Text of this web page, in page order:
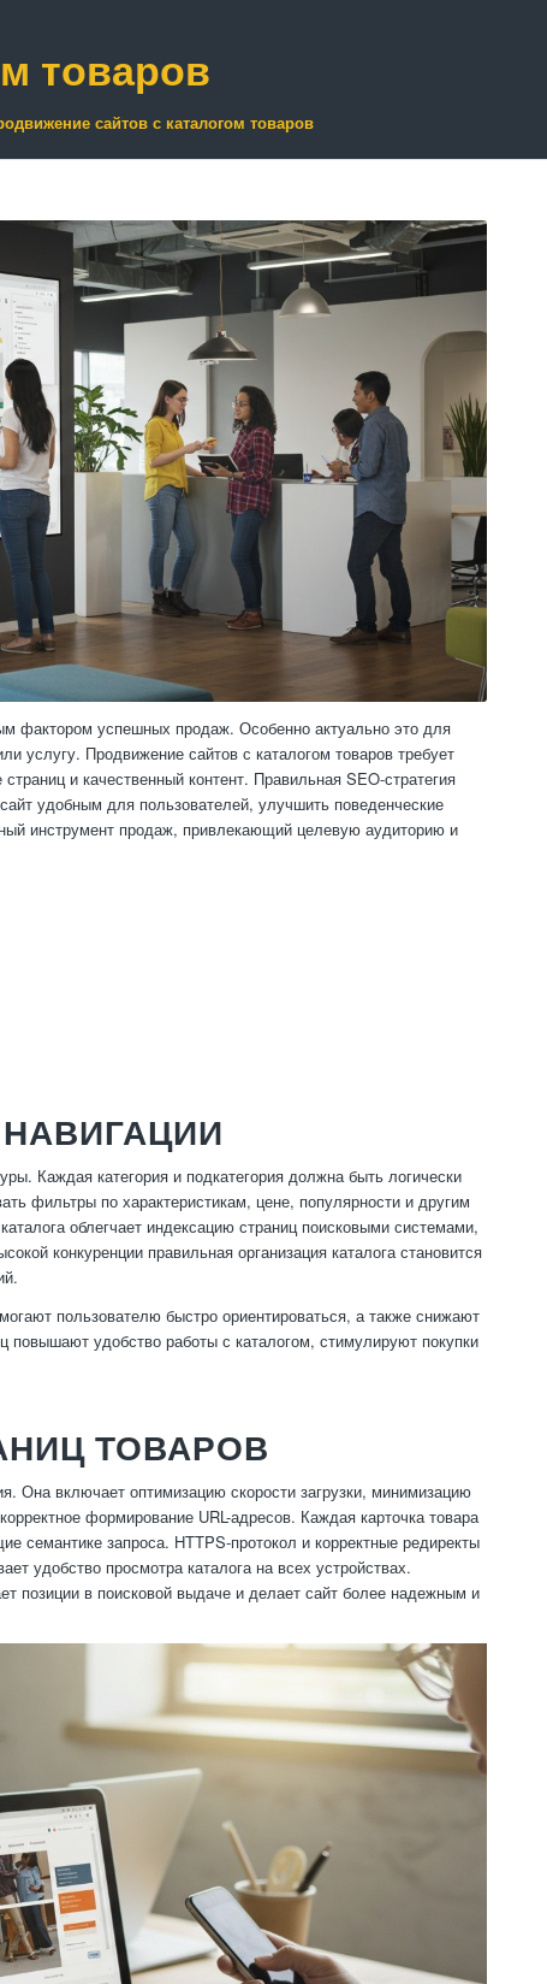
товаров
сайтов с каталогом товаров
фактором успешных продаж. Особенно актуально это для
услугу. Продвижение сайтов с каталогом товаров требует
и качественный контент. Правильная SEO-стратегия
удобным для пользователей, улучшить поведенческие
инструмент продаж, привлекающий целевую аудиторию и
Каждая категория и подкатегория должна быть логически
фильтры по характеристикам, цене, популярности и другим
облегчает индексацию страниц поисковыми системами,
конкуренции правильная организация каталога становится
пользователю быстро ориентироваться, а также снижают
повышают удобство работы с каталогом, стимулируют покупки
ТОВАРОВ
Она включает оптимизацию скорости загрузки, минимизацию
формирование URL-адресов. Каждая карточка товара
семантике запроса. HTTPS-протокол и корректные редиректы
удобство просмотра каталога на всех устройствах.
позиции в поисковой выдаче и делает сайт более надежным и